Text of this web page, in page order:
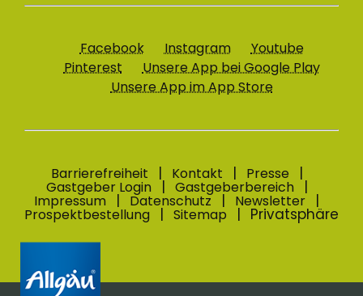
Facebook Instagram
Youtube
Pinterest
Unsere App bei Google Play
Unsere App im App Store
Barrierefreiheit Kontakt Presse
Gastgeber Login Gastgeberbereich
Impressum Datenschutz Newsletter
Prospektbestellung Sitemap Privatsphäre